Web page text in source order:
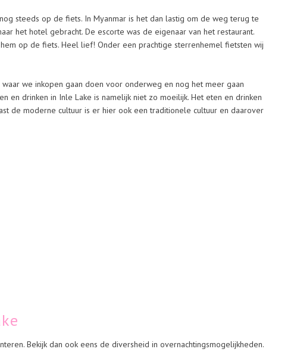
steeds op de fiets. In Myanmar is het dan lastig om de weg terug te
het hotel gebracht. De escorte was de eigenaar van het restaurant.
op de fiets. Heel lief! Onder een prachtige sterrenhemel fietsten wij
we inkopen gaan doen voor onderweg en nog het meer gaan
en drinken in Inle Lake is namelijk niet zo moeilijk. Het eten en drinken
de moderne cultuur is er hier ook een traditionele cultuur en daarover
Bekijk dan ook eens de diversheid in overnachtingsmogelijkheden.